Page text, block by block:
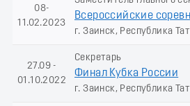
08-
11.02.2023
Всероссийские
г. Заинск, Республика
27.09 -
01.10.2022
Секретарь
Финал Кубка России
г. Заинск, Республика